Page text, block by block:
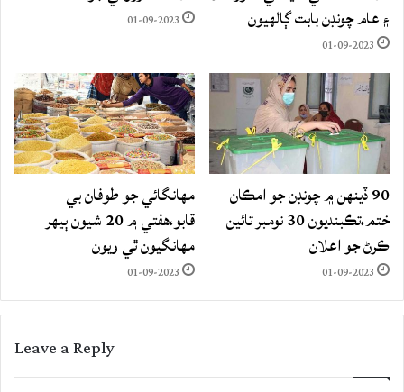
۽ عام چونڊن بابت ڳالهيون
01-09-2023
01-09-2023
90 ڏينهن ۾ چونڊن جو امڪان
ختم،تڪبنديون 30 نومبر تائين
ڪرڻ جو اعلان
01-09-2023
مهانگائي جو طوفان بي
قابو،هفتي ۾ 20 شيون ٻيهر
مهانگيون ٿي ويون
01-09-2023
Leave a Reply